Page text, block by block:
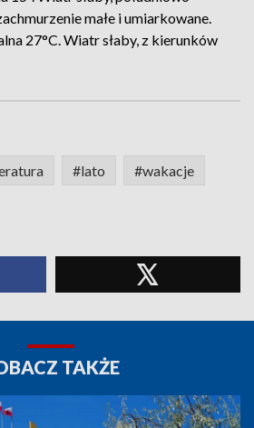
małe i umiarkowane.
27°C. Wiatr słaby, z kierunków
#lato #wakacje
TAKŻE